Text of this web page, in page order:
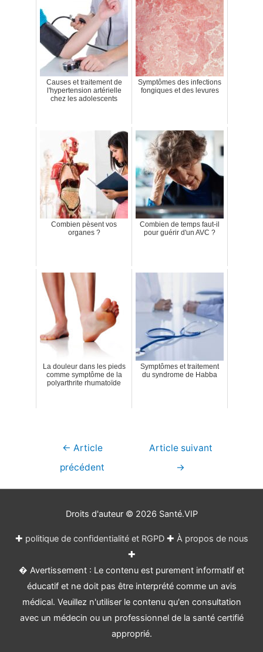
Causes et traitement de
l'hypertension artérielle
chez les adolescents
Symptômes des infections
fongiques et des levures
Combien pèsent vos
organes ?
Combien de temps faut-il
pour guérir d'un AVC ?
La douleur dans les pieds
comme symptôme de la
polyarthrite rhumatoïde
Symptômes et traitement
du syndrome de Habba
Navigation
← Article
précédent
Article suivant
→
Droits d'auteur © 2026 Santé.VIP
✚ politique de confidentialité et RGPD✚ À propos de nous
✚
� Avertissement : Le contenu est purement informatif et
éducatif et ne doit pas être interprété comme un avis
médical. Veuillez n'utiliser le contenu qu'en consultation
avec un médecin ou un professionnel de la santé certifié
approprié.